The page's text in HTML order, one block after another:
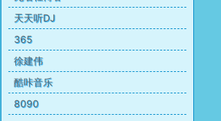
天天听DJ
365
徐建伟
酷咔音乐
8090